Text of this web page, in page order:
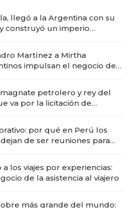
llegó a la Argentina con su
construyó un imperio
Martínez a Mirtha
impulsan el negocio del
petrolero y rey del
va por la licitación de
por qué en Perú los
de ser reuniones para
los viajes por experiencias:
de la asistencia al viajero
más grande del mundo: